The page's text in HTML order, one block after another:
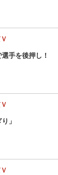
選手を後押し！
り」